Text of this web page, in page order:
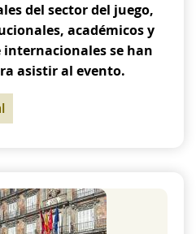
del sector del juego,
académicos y
se han
asistir al evento.